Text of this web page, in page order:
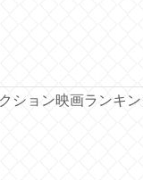
ション映画ランキ